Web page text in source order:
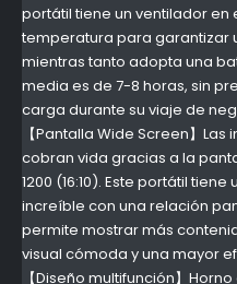
portátil tiene un ventilador
temperatura para garantizar
mientras tanto adopta una
media es de 7-8 horas, sin
carga durante su viaje de
【Pantalla Wide Screen】
cobran vida gracias a la
1200 (16:10). Este portátil
increíble con una relación
permite mostrar más
visual cómoda y una mayor
【Diseño multifunción】